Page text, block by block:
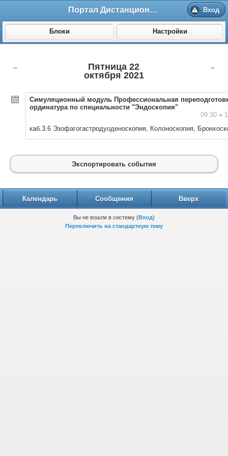
Портал Дистанционного обучения ВолгГМУ Вход
Блоки Настройки
←
Пятница 22
октября 2021
→
Симуляционный модуль Профессиональная
ординатура по специальности "Эндоскопия"
09:30 »
каб.3.6 Эзофагогастродуоденоскопия, Колоноскопия, Б
Экспортировать события
Календарь Сообщения Вверх
Вы не вошли в систему (Вход)
Переключить на стандартную тему